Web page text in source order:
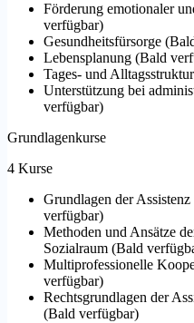
Förderung emotionaler
verfügbar)
Gesundheitsfürsorge (
Lebensplanung (Bald
Tages- und
Unterstützung bei
verfügbar)
Grundlagenkurse
4 Kurse
Grundlagen der
verfügbar)
Methoden und Ansätze
Sozialraum (Bald
Multiprofessionelle
verfügbar)
Rechtsgrundlagen der
(Bald verfügbar)